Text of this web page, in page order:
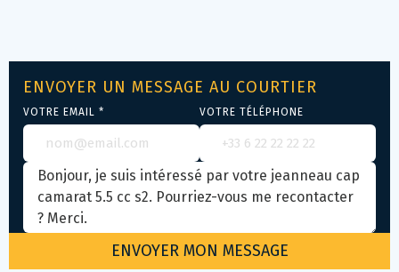
ENVOYER UN MESSAGE AU COURTIER
VOTRE EMAIL * VOTRE TÉLÉPHONE